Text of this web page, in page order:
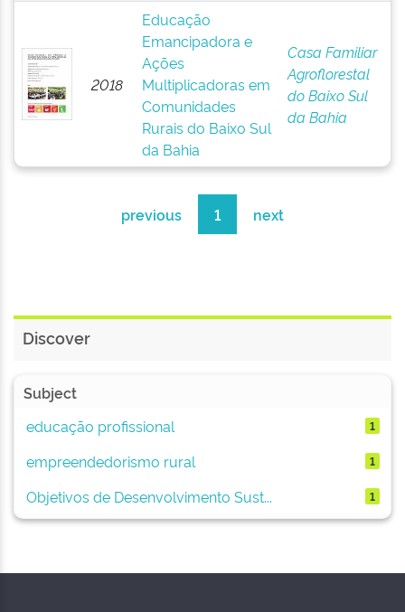
2018
Educação
Emancipadora e
Ações
Multiplicadoras em
Comunidades
Rurais do Baixo Sul
da Bahia
Casa Familiar
Agroflorestal
do Baixo Sul
da Bahia
previous 1 next
Discover
Subject
educação profissional
1
empreendedorismo rural 1
Objetivos de Desenvolvimento Sust... 1